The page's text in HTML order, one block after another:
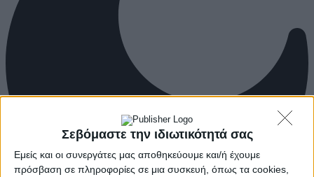
Σεβόμαστε την ιδιωτικότητά σας
Εμείς και οι συνεργάτες μας αποθηκεύουμε και/ή έχουμε
πρόσβαση σε πληροφορίες σε μια συσκευή, όπως τα cookies,